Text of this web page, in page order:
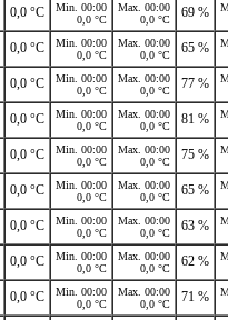
0,0 °C
Min. 00:00
0,0 °C
Max. 00:00
0,0 °C
69 %
0,0 °C
Min. 00:00
0,0 °C
Max. 00:00
0,0 °C
65 %
0,0 °C
Min. 00:00
0,0 °C
Max. 00:00
0,0 °C
77 %
0,0 °C
Min. 00:00
0,0 °C
Max. 00:00
0,0 °C
81 %
0,0 °C
Min. 00:00
0,0 °C
Max. 00:00
0,0 °C
75 %
0,0 °C
Min. 00:00
0,0 °C
Max. 00:00
0,0 °C
65 %
0,0 °C
Min. 00:00
0,0 °C
Max. 00:00
0,0 °C
63 %
0,0 °C
Min. 00:00
0,0 °C
Max. 00:00
0,0 °C
62 %
0,0 °C
Min. 00:00
0,0 °C
Max. 00:00
0,0 °C
71 %